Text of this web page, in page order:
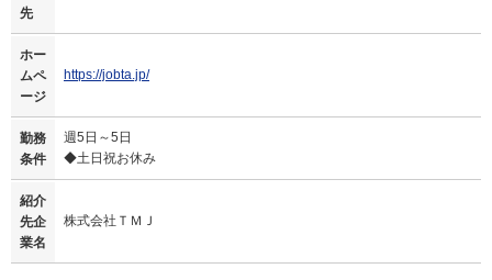
先
ホー
ムペ
ージ
https://jobta.jp/
勤務
条件
週5日～5日
◆土日祝お休み
紹介
先企
業名
株式会社ＴＭＪ